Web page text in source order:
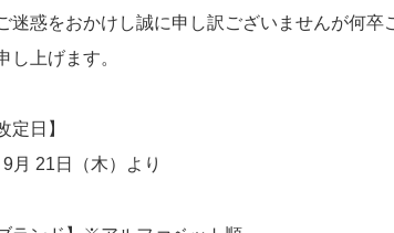
迷惑をおかけし誠に申し訳ございませんが何
し上げます。
定日】
月 21日（木）より